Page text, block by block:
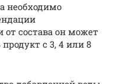
необходимо
от состава он может
с 3, 4 или 8